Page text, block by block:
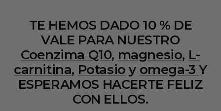
TE HEMOS DADO 10 % DE
VALE PARA NUESTRO
Coenzima Q10, magnesio, L-
carnitina, Potasio y omega-3Y
ESPERAMOS HACERTE FELIZ
CON ELLOS.